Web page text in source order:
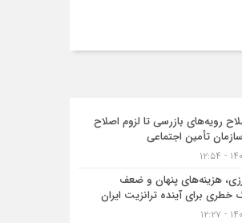
رویه‌های بازرسی تا لزوم اصلاح
تأمین اجتماعی
هزینه‌های پنهان و ضعف
برای آینده ترانزیت ایران